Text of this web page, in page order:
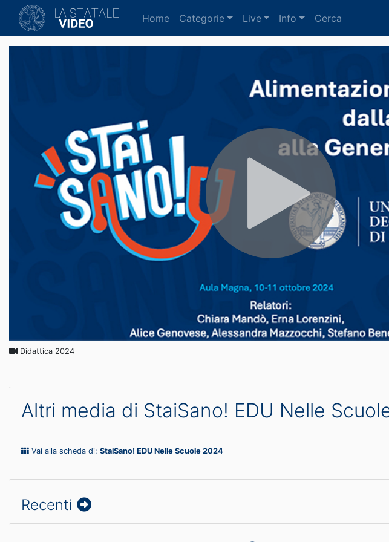
Home(current)
Categorie Live Info Cerca
Didattica 2024
Altri media di StaiSano! EDU Nelle
Vai alla scheda di: StaiSano! EDU Nelle Scuole 2024
Recenti